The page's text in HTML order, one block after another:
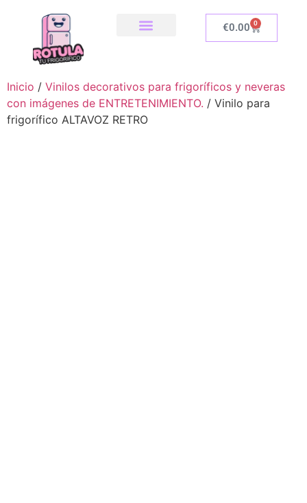
€0.00 0
Inicio / Vinilos decorativos para frigoríficos y neveras
con imágenes de ENTRETENIMIENTO. / Vinilo para
frigorífico ALTAVOZ RETRO